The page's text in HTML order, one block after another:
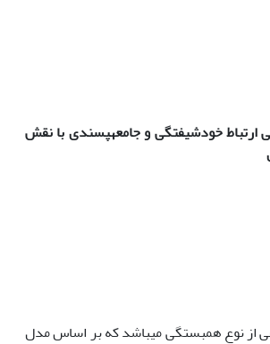
ارتباط خودشیفتگی و جامعه­پسندی با نقش
از نوع همبستگی می­باشد که بر اساس مدل